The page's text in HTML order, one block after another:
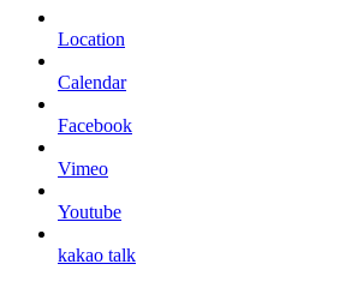
Location
Calendar
Facebook
Vimeo
Youtube
kakao talk